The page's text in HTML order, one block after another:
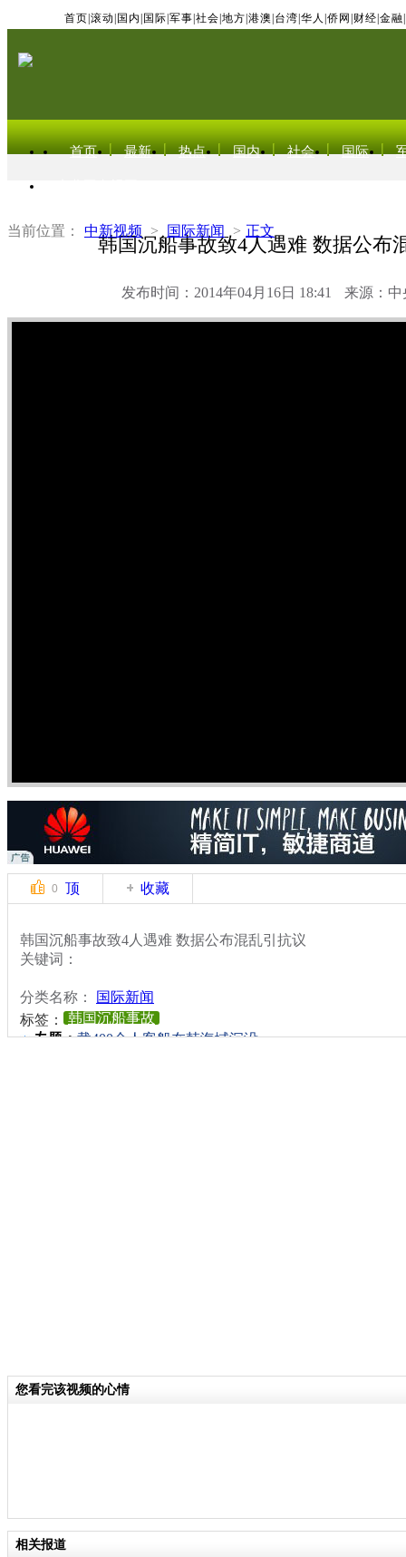
首页 滚动 国内 国际 军事 社会 地方 港澳 台湾 华人 侨网 财经 金融
首页 最新 热点 国内 社会 国际
当前位置： 中新视频 > 国际新闻 > 正文
韩国沉船事故致4人遇难 数据公布
发布时间：2014年04月16日 18:41 来源：中
0 顶 收藏
韩国沉船事故致4人遇难 数据公布混乱引抗议
关键词：
分类名称：
国际新闻
标签：
韩国沉船事故
专题：载400余人客船在韩海域沉没
您看完该视频的心情
相关报道